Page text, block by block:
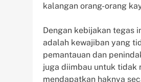
kalangan orang-orang
Dengan kebijakan tegas
adalah kewajiban yang
pemantauan dan
juga diimbau untuk tidak
mendapatkan haknya